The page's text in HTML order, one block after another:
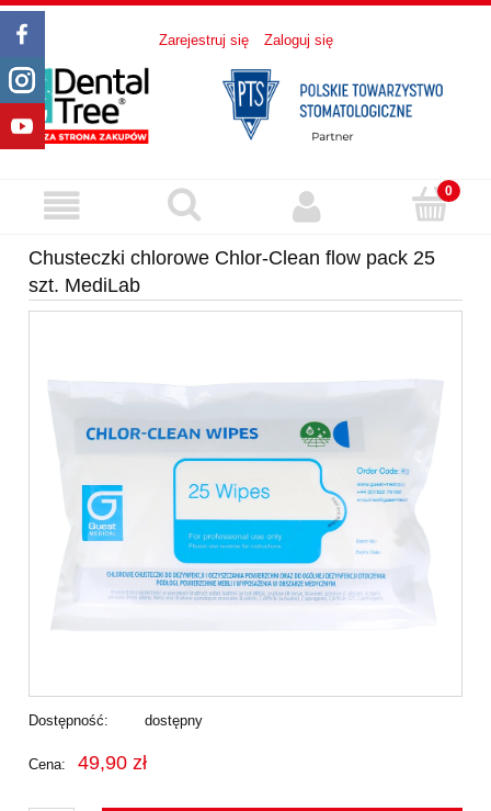
Zarejestruj się Zaloguj się
Chusteczki chlorowe Chlor-Clean flow pack 25
szt. MediLab
Dostępność: dostępny
Cena: 49,90 zł